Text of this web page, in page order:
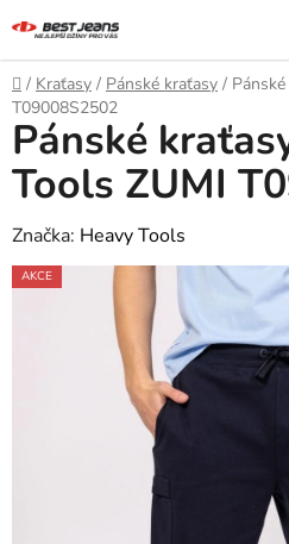
na
obsah
Domů
/ Kraťasy / Pánské kraťasy /
T09008S2502
Pánské
Tools ZUMI
Značka: Heavy Tools
AKCE